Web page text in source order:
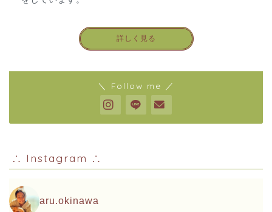
詳しく見る
＼ Follow me ／
∴ Instagram ∴
aru.okinawa